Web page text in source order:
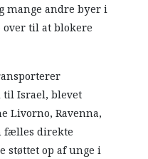
mange andre byer i
til at blokere
Israel, blevet
Livorno, Ravenna,
fælles direkte
støttet op af unge i